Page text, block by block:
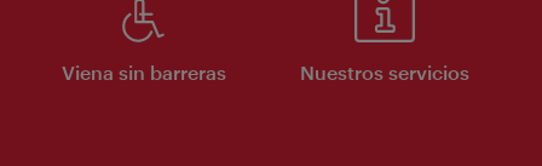
Viena sin barreras Nuestros servicios